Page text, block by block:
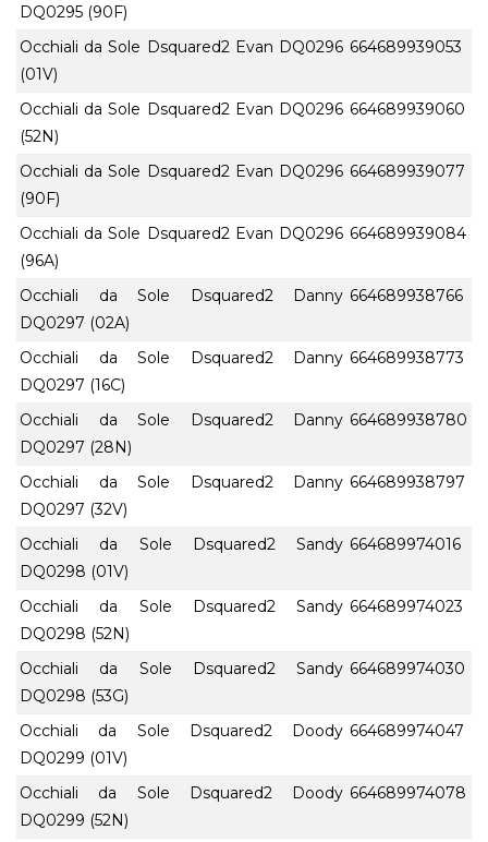
DQ0295 (90F)
Occhiali da Sole Dsquared2 Evan DQ0296
(01V)
664689939053
Occhiali da Sole Dsquared2 Evan DQ0296
(52N)
664689939060
Occhiali da Sole Dsquared2 Evan DQ0296
(90F)
664689939077
Occhiali da Sole Dsquared2 Evan DQ0296
(96A)
664689939084
Occhiali da Sole Dsquared2 Danny
DQ0297 (02A)
664689938766
Occhiali da Sole Dsquared2 Danny
DQ0297 (16C)
664689938773
Occhiali da Sole Dsquared2 Danny
DQ0297 (28N)
664689938780
Occhiali da Sole Dsquared2 Danny
DQ0297 (32V)
664689938797
Occhiali da Sole Dsquared2 Sandy
DQ0298 (01V)
664689974016
Occhiali da Sole Dsquared2 Sandy
DQ0298 (52N)
664689974023
Occhiali da Sole Dsquared2 Sandy
DQ0298 (53G)
664689974030
Occhiali da Sole Dsquared2 Doody
DQ0299 (01V)
664689974047
Occhiali da Sole Dsquared2 Doody
DQ0299 (52N)
664689974078